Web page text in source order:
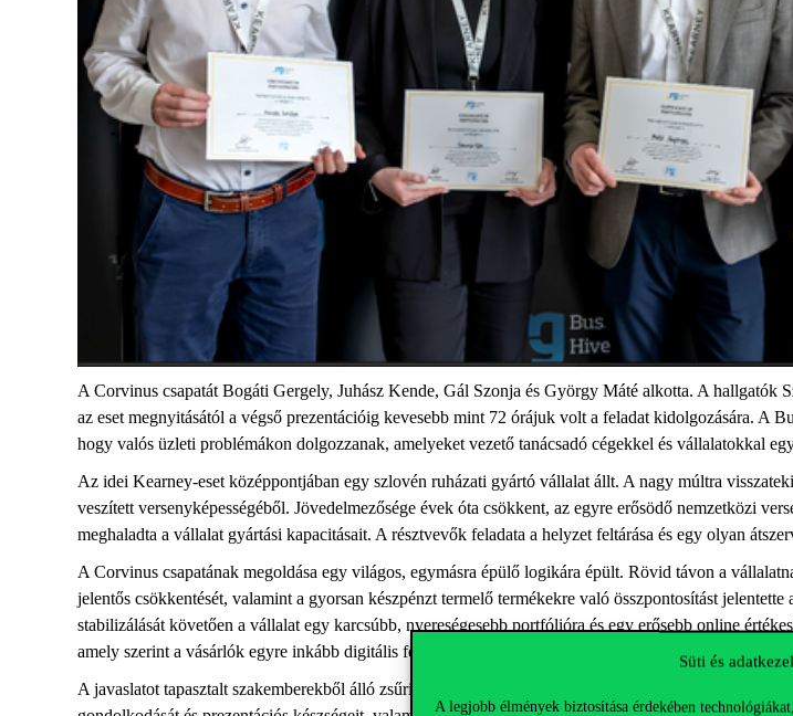
Süti és
A legjobb élmények biztosítása érdekében
A Corvinus csapatát Bogáti Gergely, Juhász Kende, Gál Szonja és György Máté alkotta. A hallgatók
az eset megnyitásától a végső prezentációig kevesebb mint 72 órájuk volt a feladat kidolgozására. A
hogy valós üzleti problémákon dolgozzanak, amelyeket vezető tanácsadó cégekkel és vállalatokkal
Az idei Kearney-eset középpontjában egy szlovén ruházati gyártó vállalat állt. A nagy múltra
veszített versenyképességéből. Jövedelmezősége évek óta csökkent, az egyre erősödő nemzetközi
meghaladta a vállalat gyártási kapacitásait. A résztvevők feladata a helyzet feltárása és egy olyan
A Corvinus csapatának megoldása egy világos, egymásra épülő logikára épült. Rövid távon a
jelentős csökkentését, valamint a gyorsan készpénzt termelő termékekre való összpontosítást
stabilizálását követően a vállalat egy karcsúbb, nyereségesebb portfólióra és egy erősebb online
amely szerint a vásárlók egyre inkább digitális felületeken tájékozódnak és vásárolnak ruházati
A javaslatot tapasztalt szakemberekből álló zsűri előtt mutatták be, amely a Corvinus csapatát ítélte a